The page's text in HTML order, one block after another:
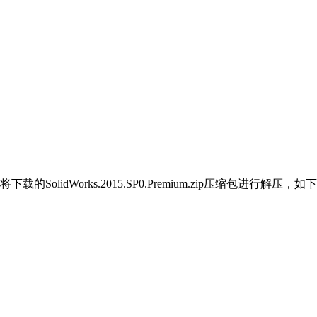
载的SolidWorks.2015.SP0.Premium.zip压缩包进行解压，如